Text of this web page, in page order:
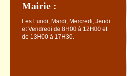
Mairie :
Les Lundi, Mardi, Mercredi, Jeudi
et Vendredi de 8H00 à 12H00 et
de 13H00 à 17H30.